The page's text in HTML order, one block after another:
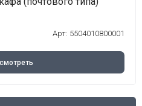
Арт: 5504010800001